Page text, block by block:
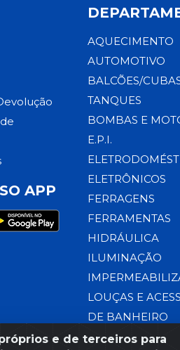
e de terceiros para
APP
AQUECIMENTO
AUTOMOTIVO
BALCÕES/
TANQUES
BOMBAS E
E.P.I.
ELETRÔNICOS
FERRAGENS
FERRAMENTAS
HIDRÁULICA
ILUMINAÇÃO
LOUÇAS E
DE BANHEIRO